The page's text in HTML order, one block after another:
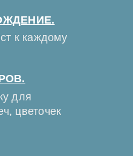
к каждому
для
цветочек